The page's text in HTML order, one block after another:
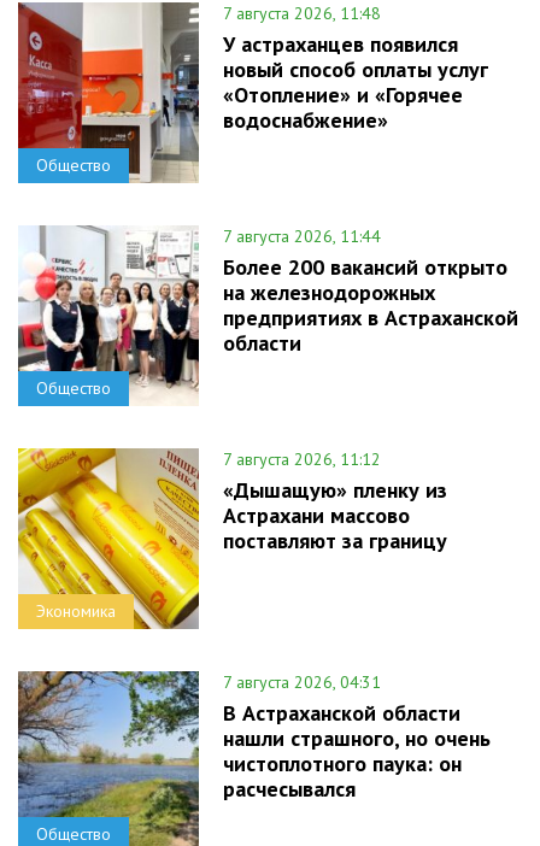
Общество
7 августа 2026, 11:48
У астраханцев появился
новый способ оплаты услуг
«Отопление» и «Горячее
водоснабжение»
Общество
7 августа 2026, 11:44
Более 200 вакансий открыто
на железнодорожных
предприятиях в Астраханской
области
Экономика
7 августа 2026, 11:12
«Дышащую» пленку из
Астрахани массово
поставляют за границу
Общество
7 августа 2026, 04:31
В Астраханской области
нашли страшного, но очень
чистоплотного паука: он
расчесывался